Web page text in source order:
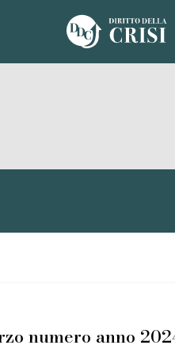
numero anno